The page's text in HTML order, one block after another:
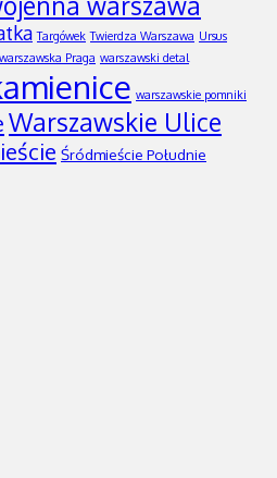
Targówek Twierdza Warszawa Ursus
warszawska Praga warszawski detal
warszawskie pomniki
Warszawskie Ulice
Śródmieście Południe